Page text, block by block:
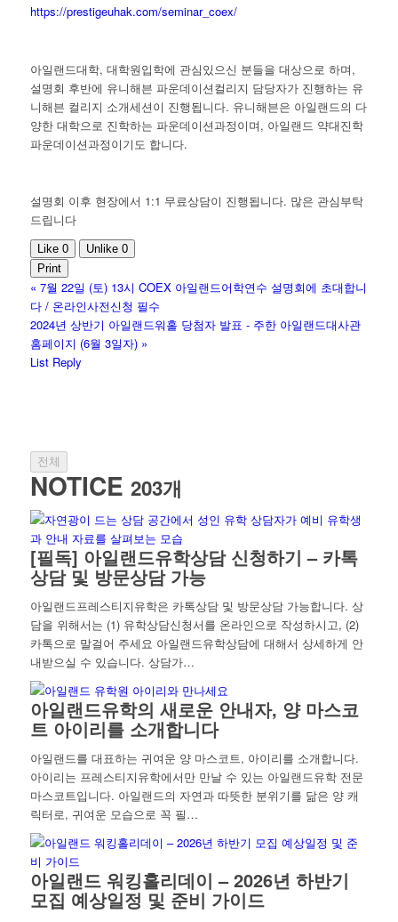
https://prestigeuhak.com/seminar_coex/
아일랜드대학, 대학원입학에 관심있으신 분들을 대상으로 하며,
설명회 후반에 유니해븐 파운데이션컬리지 담당자가 진행하는 유
니해븐 컬리지 소개세션이 진행됩니다. 유니해븐은 아일랜드의 다
양한 대학으로 진학하는 파운데이션과정이며, 아일랜드 약대진학
파운데이션과정이기도 합니다.
설명회 이후 현장에서 1:1 무료상담이 진행됩니다. 많은 관심부탁
드립니다
Like 0 Unlike 0
Print
« 7월 22일 (토) 13시 COEX 아일랜드어학연수 설명회에 초대합니
다 / 온라인사전신청 필수
2024년 상반기 아일랜드워홀 당첨자 발표 - 주한 아일랜드대사관
홈페이지 (6월 3일자) »
List Reply
전체
NOTICE 203개
[필독] 아일랜드유학상담 신청하기 – 카톡
상담 및 방문상담 가능
아일랜드프레스티지유학은 카톡상담 및 방문상담 가능합니다. 상
담을 위해서는 (1) 유학상담신청서를 온라인으로 작성하시고, (2)
카톡으로 말걸어 주세요 아일랜드유학상담에 대해서 상세하게 안
내받으실 수 있습니다. 상담가…
아일랜드유학의 새로운 안내자, 양 마스코
트 아이리를 소개합니다
아일랜드를 대표하는 귀여운 양 마스코트, 아이리를 소개합니다.
아이리는 프레스티지유학에서만 만날 수 있는 아일랜드유학 전문
마스코트입니다. 아일랜드의 자연과 따뜻한 분위기를 닮은 양 캐
릭터로, 귀여운 모습으로 꼭 필…
아일랜드 워킹홀리데이 – 2026년 하반기
모집 예상일정 및 준비 가이드